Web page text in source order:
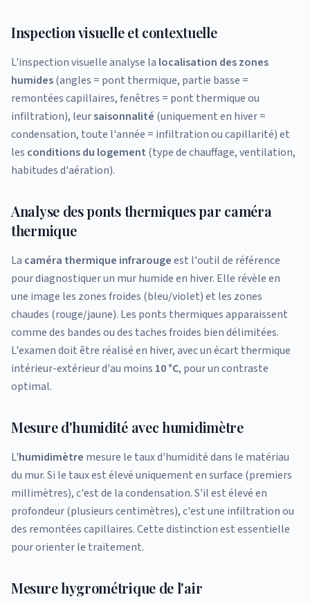
Inspection visuelle et contextuelle
L'inspection visuelle analyse la localisation des zones
humides(angles = pont thermique, partie basse =
remontées capillaires, fenêtres = pont thermique ou
infiltration), leursaisonnalité (uniquement en hiver =
condensation, toute l'année = infiltration ou capillarité) et
les conditions du logement (type de chauffage, ventilation,
habitudes d'aération).
Analyse des ponts thermiques par caméra
thermique
La caméra thermique infrarougeest l'outil de référence
pour diagnostiquer un mur humide en hiver. Elle révèle en
une image les zones froides (bleu/violet) et les zones
chaudes (rouge/jaune). Les ponts thermiques apparaissent
comme des bandes ou des taches froides bien délimitées.
L'examen doit être réalisé en hiver, avec un écart thermique
intérieur-extérieur d'au moins 10 °C, pour un contraste
optimal.
Mesure d'humidité avec humidimètre
L'humidimètre mesure le taux d'humidité dans le matériau
du mur. Si le taux est élevé uniquement en surface (premiers
millimètres), c'est de la condensation. S'il est élevé en
profondeur (plusieurs centimètres), c'est une infiltration ou
des remontées capillaires. Cette distinction est essentielle
pour orienter le traitement.
Mesure hygrométrique de l'air